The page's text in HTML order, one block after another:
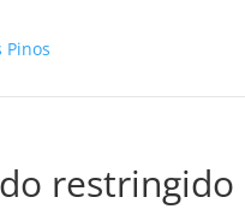
restringido